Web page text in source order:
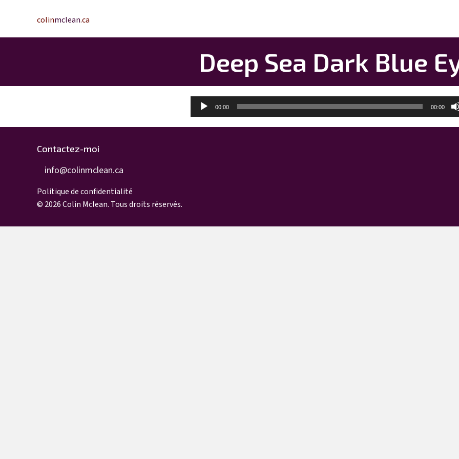
colinmclean.ca
Deep Sea Dark Blue
Lecteur
audio
00:00 00:00
Contactez-moi
info@colinmclean.ca
info@colinmclean.ca
Politique de confidentialité
© 2026 Colin Mclean. Tous droits réservés.